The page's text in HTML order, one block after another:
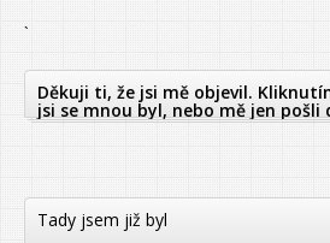
`
Děkuji ti, že jsi mě objevil.
jsi se mnou byl, nebo mě jen pošli
Tady jsem již byl